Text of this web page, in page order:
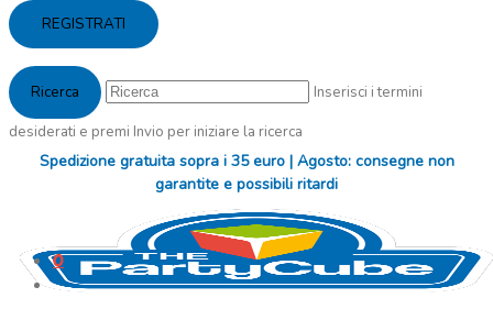
REGISTRATI
Inserisci i termini
desiderati e premi Invio per iniziare la ricerca
Spedizione gratuita sopra i 35 euro | Agosto: consegne non
garantite e possibili ritardi
0